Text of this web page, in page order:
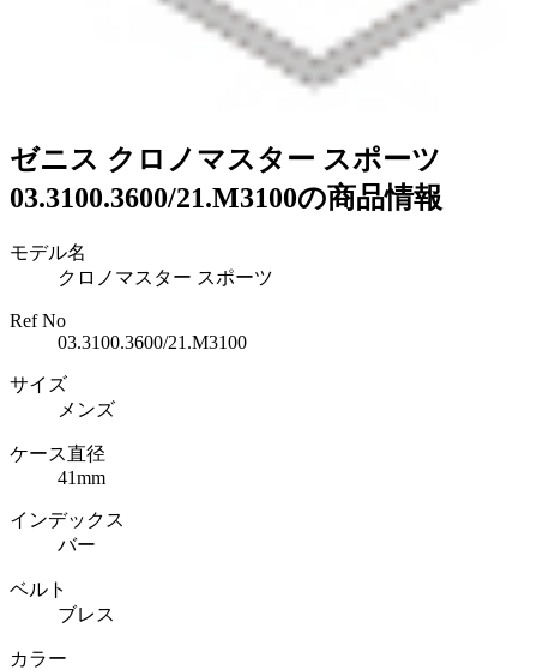
ゼニス クロノマスター スポーツ
03.3100.3600/21.M3100の商品情報
モデル名
クロノマスター スポーツ
Ref No
03.3100.3600/21.M3100
サイズ
メンズ
ケース直径
41mm
インデックス
バー
ベルト
ブレス
カラー